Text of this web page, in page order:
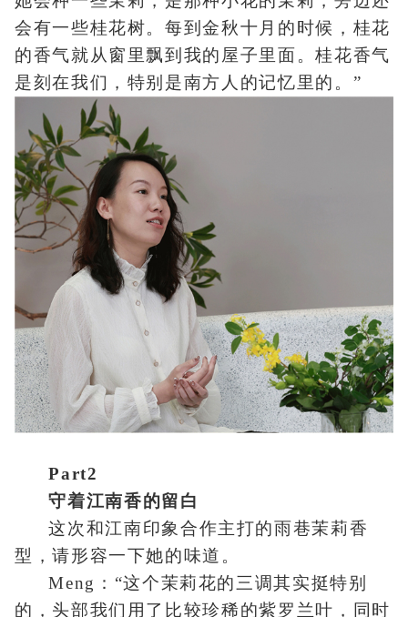
会有一些桂花树。每到金秋十月的时候，桂花
的香气就从窗里飘到我的屋子里面。桂花香气
是刻在我们，特别是南方人的记忆里的。”
Part2
守着江南香的留白
这次和江南印象合作主打的雨巷茉莉香
型，请形容一下她的味道。
Meng：“这个茉莉花的三调其实挺特别
的，头部我们用了比较珍稀的紫罗兰叶，同时